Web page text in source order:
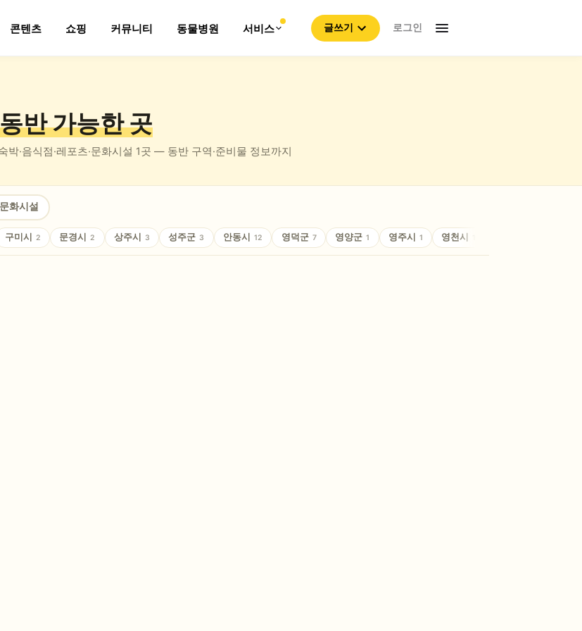
콘텐츠 쇼핑 커뮤니티 동물병원 서비스 글쓰기 로그인
반가능한 곳
박·음식점·레포츠·문화시설 1곳 — 동반 구역·준비물 정보까지
문화시설
구미시 2 문경시 2 상주시 3 성주군 3 안동시 12 영덕군 7 영양군 1 영주시 1 영천시